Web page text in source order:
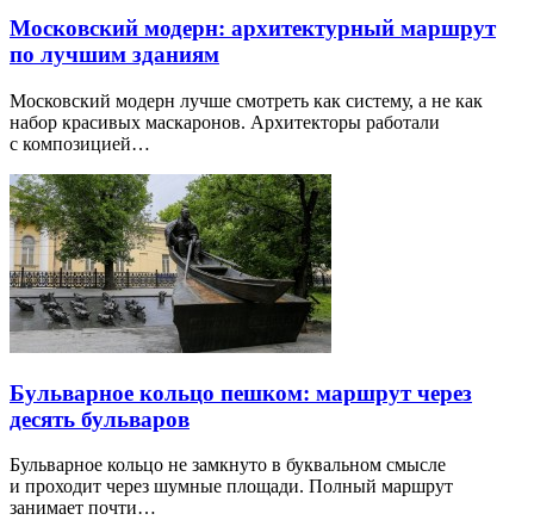
Московский модерн: архитектурный маршрут
по лучшим зданиям
Московский модерн лучше смотреть как систему, а не как
набор красивых маскаронов. Архитекторы работали
с композицией…
Бульварное кольцо пешком: маршрут через
десять бульваров
Бульварное кольцо не замкнуто в буквальном смысле
и проходит через шумные площади. Полный маршрут
занимает почти…